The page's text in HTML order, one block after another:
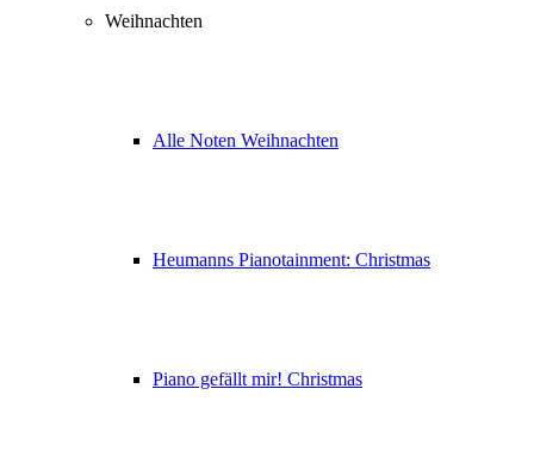
Weihnachten
Alle Noten Weihnachten
Heumanns Pianotainment: Christmas
Piano gefällt mir! Christmas